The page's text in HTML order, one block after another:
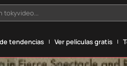
tokyvideo...
tendencias Ver películas gratis